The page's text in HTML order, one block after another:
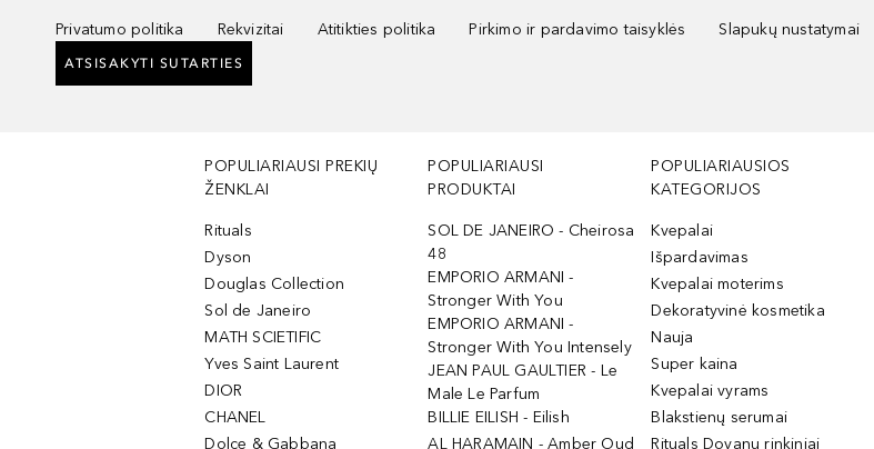
Privatumo politika Rekvizitai Atitikties politika Pirkimo ir pardavimo taisyklės Slapukų nustatymai
ATSISAKYTI SUTARTIES
POPULIARIAUSI PREKIŲ
ŽENKLAI
Rituals
Dyson
Douglas Collection
Sol de Janeiro
MATH SCIETIFIC
Yves Saint Laurent
DIOR
CHANEL
Dolce & Gabbana
POPULIARIAUSI
PRODUKTAI
SOL DE JANEIRO - Cheirosa
48
EMPORIO ARMANI -
Stronger With You
EMPORIO ARMANI -
Stronger With You Intensely
JEAN PAUL GAULTIER - Le
Male Le Parfum
BILLIE EILISH - Eilish
AL HARAMAIN - Amber Oud
POPULIARIAUSIOS
KATEGORIJOS
Kvepalai
Išpardavimas
Kvepalai moterims
Dekoratyvinė kosmetika
Nauja
Super kaina
Kvepalai vyrams
Blakstienų serumai
Rituals Dovanų rinkiniai